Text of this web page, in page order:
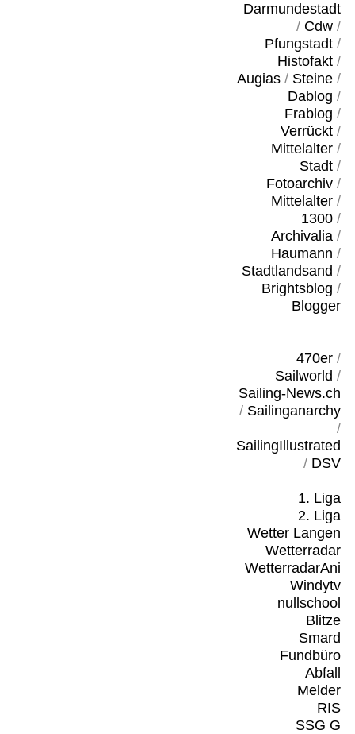
Darmundestadt
/ Cdw/
Pfungstadt/
Histofakt/
Augias/ Steine/
Dablog /
Frablog /
Verrückt/
Mittelalter/
Stadt/
Fotoarchiv/
Mittelalter/
1300/
Archivalia/
Haumann /
Stadtlandsand /
Brightsblog /
Blogger
470er/
Sailworld /
Sailing-News.ch
/ Sailinganarchy
/
SailingIllustrated
/ DSV
1. Liga
2. Liga
Wetter Langen
Wetterradar
WetterradarAni
Windytv
nullschool
Blitze
Smard
Fundbüro
Abfall
Melder
RIS
SSG G